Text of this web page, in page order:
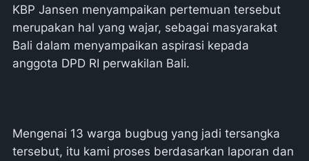
KBP Jansen menyampaikan pertemuan tersebut
merupakan hal yang wajar, sebagai masyarakat
Bali dalam menyampaikan aspirasi kepada
anggota DPD RI perwakilan Bali.
Mengenai 13 warga bugbug yang jadi tersangka
tersebut, itu kami proses berdasarkan laporan dan